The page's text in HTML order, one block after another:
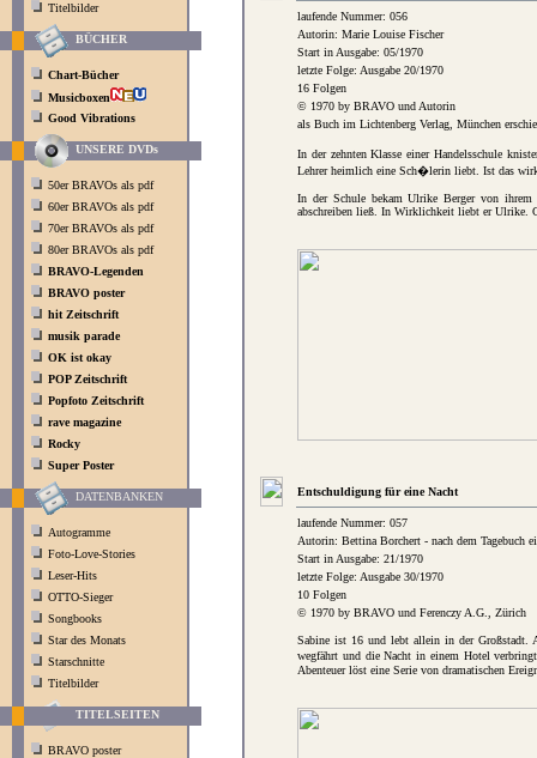
Titelbilder
BÜCHER
Chart-Bücher
Musicboxen
Good Vibrations
UNSERE DVDs
50er BRAVOs als pdf
60er BRAVOs als pdf
70er BRAVOs als pdf
80er BRAVOs als pdf
BRAVO-Legenden
BRAVO poster
hit Zeitschrift
musik parade
OK ist okay
POP Zeitschrift
Popfoto Zeitschrift
rave magazine
Rocky
Super Poster
DATENBANKEN
Autogramme
Foto-Love-Stories
Leser-Hits
OTTO-Sieger
Songbooks
Star des Monats
Starschnitte
Titelbilder
TITELSEITEN
BRAVO poster
laufende Nummer: 056
Autorin: Marie Louise Fischer
Start in Ausgabe: 05/1970
letzte Folge: Ausgabe 20/1970
16 Folgen
© 1970 by BRAVO und Autorin
als Buch im Lichtenberg Verlag, München
In der zehnten Klasse einer Handelsschule
Lehrer heimlich eine Sch�lerin liebt. Ist das
In der Schule bekam Ulrike Berger von
abschreiben ließ. In Wirklichkeit liebt er Ulrike.
Entschuldigung für eine Nacht
laufende Nummer: 057
Autorin: Bettina Borchert - nach dem Tagebuch
Start in Ausgabe: 21/1970
letzte Folge: Ausgabe 30/1970
10 Folgen
© 1970 by BRAVO und Ferenczy A.G., Zürich
Sabine ist 16 und lebt allein in der Großstadt.
wegfährt und die Nacht in einem Hotel
Abenteuer löst eine Serie von dramatischen